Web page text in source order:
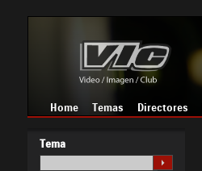
Home Temas Directores
Tema